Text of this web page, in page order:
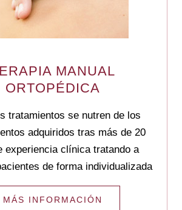
MANUAL
ORTOPÉDICA
tratamientos se nutren de los
adquiridos tras más de 20
experiencia clínica tratando a
de forma individualizada
MÁS INFORMACIÓN